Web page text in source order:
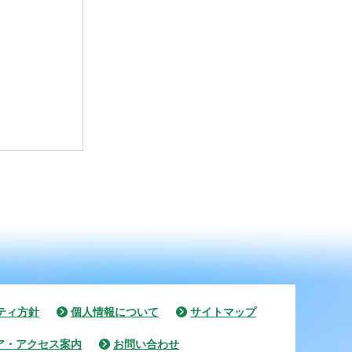
ィ方針 個人情報について サイトマップ
・アクセス案内 お問い合わせ